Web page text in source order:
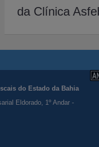
da Clínica
do Estado da Bahia
Eldorado, 1º Andar -